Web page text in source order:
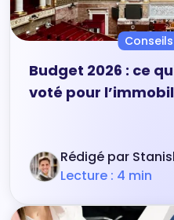
Budget 2026 : ce
voté pour
Rédigé par
Lecture : 4 min